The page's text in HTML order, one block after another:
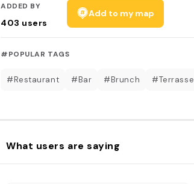
ADDED BY
403 users
Add to my map
#POPULAR TAGS
#Restaurant #Bar #Brunch #Terrasse
What users are saying